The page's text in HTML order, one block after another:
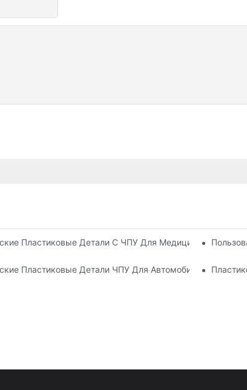
Пластиковые Детали С ЧПУ Для Медицинского
Пластиковые Детали ЧПУ Для Автомобильных